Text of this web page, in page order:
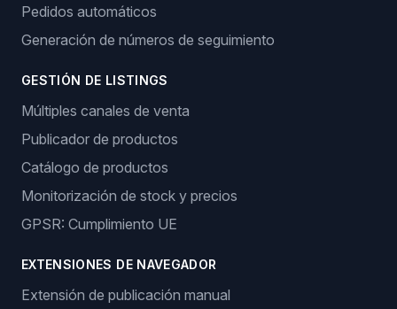
Pedidos automáticos
Generación de números de seguimiento
GESTIÓN DE LISTINGS
Múltiples canales de venta
Publicador de productos
Catálogo de productos
Monitorización de stock y precios
GPSR: Cumplimiento UE
EXTENSIONES DE NAVEGADOR
Extensión de publicación manual